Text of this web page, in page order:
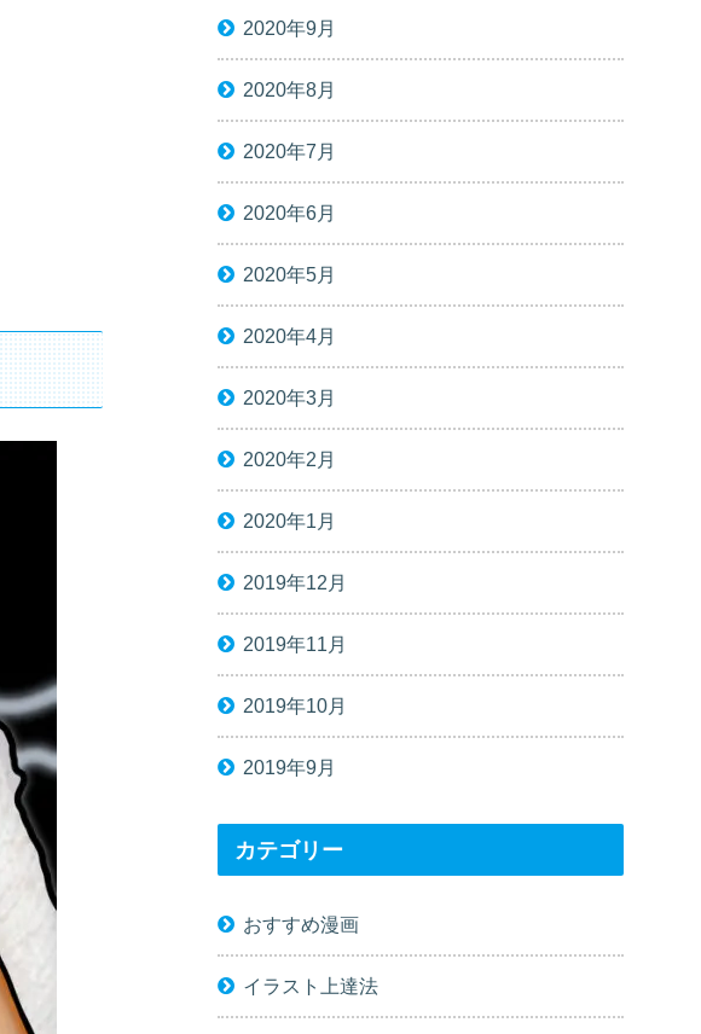
2020年9月
2020年8月
2020年7月
2020年6月
2020年5月
2020年4月
2020年3月
2020年2月
2020年1月
2019年12月
2019年11月
2019年10月
2019年9月
カテゴリー
おすすめ漫画
イラスト上達法